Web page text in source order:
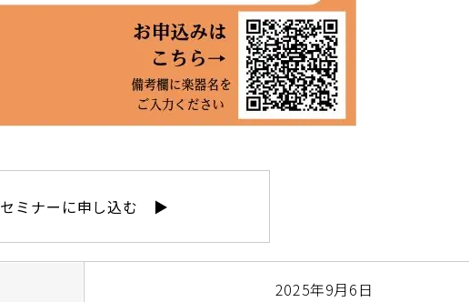
セミナーに申し込む ▶
2025年9月6日